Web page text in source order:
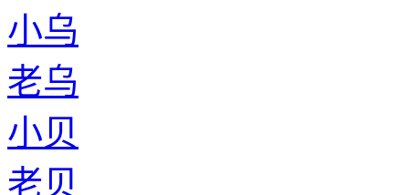
小乌
老乌
小贝
老贝